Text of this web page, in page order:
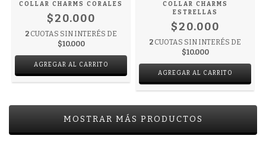
COLLAR CHARMS CORALES
$20.000
2 CUOTAS SIN INTERÉS DE
$10.000
COLLAR CHARMS
ESTRELLAS
$20.000
2 CUOTAS SIN INTERÉS DE
$10.000
MOSTRAR MÁS PRODUCTOS